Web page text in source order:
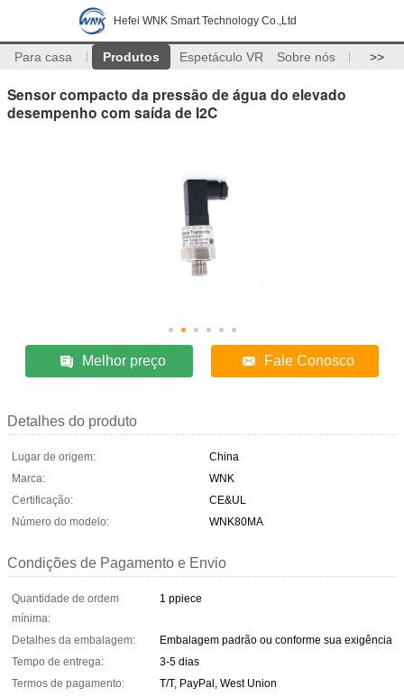
Hefei WNK Smart Technology Co.,Ltd
Para casa Produtos Espetáculo VR Sobre nós >>
Sensor compacto da pressão de água do elevado
desempenho com saída de I2C
Melhor preço Fale Conosco
Detalhes do produto
Lugar de origem:
China
Marca:
WNK
Certificação:
CE&UL
Número do modelo:
WNK80MA
Condições de Pagamento e Envio
Quantidade de ordem
mínima:
1 ppiece
Detalhes da embalagem:
Embalagem padrão ou conforme sua exigência
Tempo de entrega:
3-5 dias
Termos de pagamento:
T/T, PayPal, West Union